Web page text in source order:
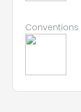
Conventions